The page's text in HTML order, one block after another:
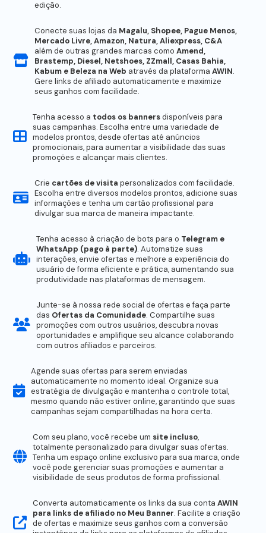
edição.
Conecte suas lojas da Magalu, Shopee, Pague Menos,
Mercado Livre, Amazon, Natura, Aliexpress, C&A
além de outras grandes marcas comoAmend,
Brastemp, Diesel, Netshoes, ZZmall, Casas Bahia,
Kabum e Beleza na Web através da plataformaAWIN.
Gere links de afiliado automaticamente e maximize
seus ganhos com facilidade.
Tenha acesso a todos os bannersdisponíveis para
suas campanhas. Escolha entre uma variedade de
modelos prontos, desde ofertas até anúncios
promocionais, para aumentar a visibilidade das suas
promoções e alcançar mais clientes.
Crie cartões de visita personalizados com facilidade.
Escolha entre diversos modelos prontos, adicione suas
informações e tenha um cartão profissional para
divulgar sua marca de maneira impactante.
Tenha acesso à criação de bots para o Telegram e
WhatsApp (pago à parte). Automatize suas
interações, envie ofertas e melhore a experiência do
usuário de forma eficiente e prática, aumentando sua
produtividade nas plataformas de mensagem.
Junte-se à nossa rede social de ofertas e faça parte
das Ofertas da Comunidade. Compartilhe suas
promoções com outros usuários, descubra novas
oportunidades e amplifique seu alcance colaborando
com outros afiliados e parceiros.
Agende suas ofertas para serem enviadas
automaticamente no momento ideal. Organize sua
estratégia de divulgação e mantenha o controle total,
mesmo quando não estiver online, garantindo que suas
campanhas sejam compartilhadas na hora certa.
Com seu plano, você recebe um site incluso,
totalmente personalizado para divulgar suas ofertas.
Tenha um espaço online exclusivo para sua marca, onde
você pode gerenciar suas promoções e aumentar a
visibilidade de seus produtos de forma profissional.
Converta automaticamente os links da sua contaAWIN
para links de afiliado no Meu Banner. Facilite a criação
de ofertas e maximize seus ganhos com a conversão